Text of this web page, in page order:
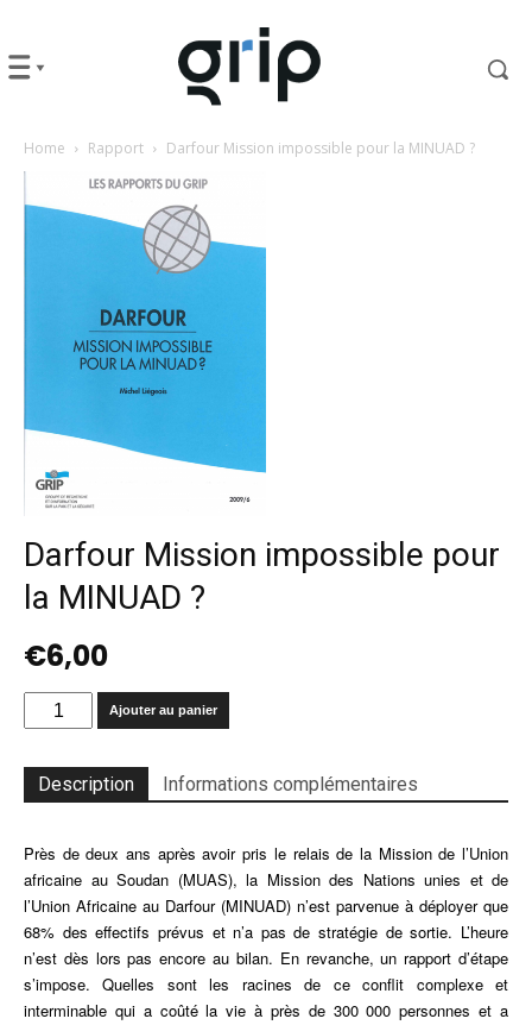
Home Rapport Darfour Mission impossible pour la MINUAD ?
Darfour Mission impossible pour
la MINUAD ?
€6,00
quantité
de
Mission
impossible
la
MINUAD
?
Ajouter au panier
Description Informations complémentaires
Près de deux ans après avoir pris le relais de la Mission de l’Union
africaine au Soudan (MUAS), la Mission des Nations unies et de
l’Union Africaine au Darfour (MINUAD) n’est parvenue à déployer que
68% des effectifs prévus et n’a pas de stratégie de sortie. L’heure
n’est dès lors pas encore au bilan. En revanche, un rapport d’étape
s’impose. Quelles sont les racines de ce conflit complexe et
interminable qui a coûté la vie à près de 300 000 personnes et a